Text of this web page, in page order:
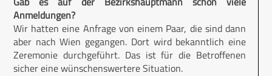
Anmeldungen?
Wir hatten eine Anfrage von einem Paar, die sind dann
aber nach Wien gegangen. Dort wird bekanntlich eine
Zeremonie durchgeführt. Das ist für die Betroffenen
sicher eine wünschenswertere Situation.